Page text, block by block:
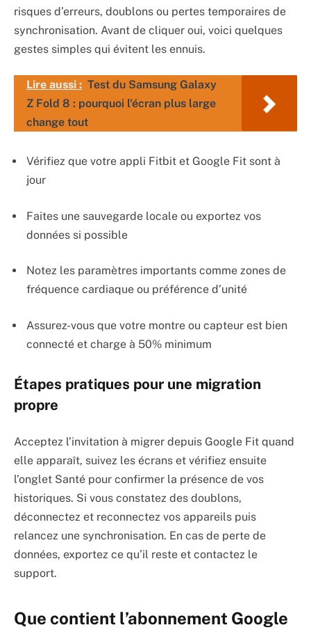
risques d’erreurs, doublons ou pertes temporaires de
synchronisation. Avant de cliquer oui, voici quelques
gestes simples qui évitent les ennuis.
Lire aussi : Test du Samsung Galaxy
Z Fold 8 : pourquoi l'écran plus large
change tout
Vérifiez que votre appli Fitbit et Google Fit sont à
jour
Faites une sauvegarde locale ou exportez vos
données si possible
Notez les paramètres importants comme zones de
fréquence cardiaque ou préférence d’unité
Assurez-vous que votre montre ou capteur est bien
connecté et charge à 50% minimum
Étapes pratiques pour une migration
propre
Acceptez l’invitation à migrer depuis Google Fit quand
elle apparaît, suivez les écrans et vérifiez ensuite
l’onglet Santé pour confirmer la présence de vos
historiques. Si vous constatez des doublons,
déconnectez et reconnectez vos appareils puis
relancez une synchronisation. En cas de perte de
données, exportez ce qu’il reste et contactez le
support.
Que contient l’abonnement Google